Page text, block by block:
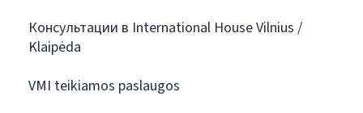
Консультации в International House Vilnius /
Klaipėda
VMI teikiamos paslaugos